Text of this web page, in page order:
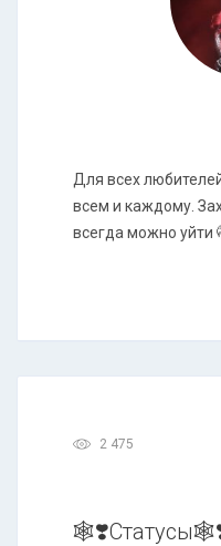
Для всех
всем и каждому.
всегда можно уйти
2 475